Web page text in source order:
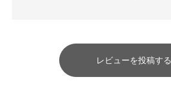
レビューを投稿する